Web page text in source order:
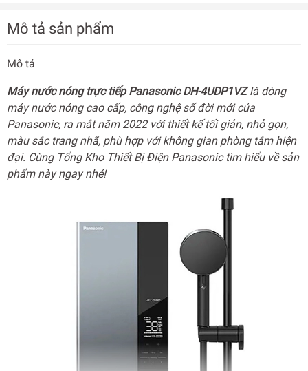
Mô tả sản phẩm
Mô tả
Máy nước nóng trực tiếp Panasonic DH-4UDP1VZlà dòng
máy nước nóng cao cấp, công nghệ số đời mới của
Panasonic, ra mắt năm 2022 với thiết kế tối giản, nhỏ gọn,
màu sắc trang nhã, phù hợp với không gian phòng tắm hiện
đại. Cùng Tổng Kho Thiết Bị Điện Panasonic tìm hiểu về sản
phẩm này ngay nhé!